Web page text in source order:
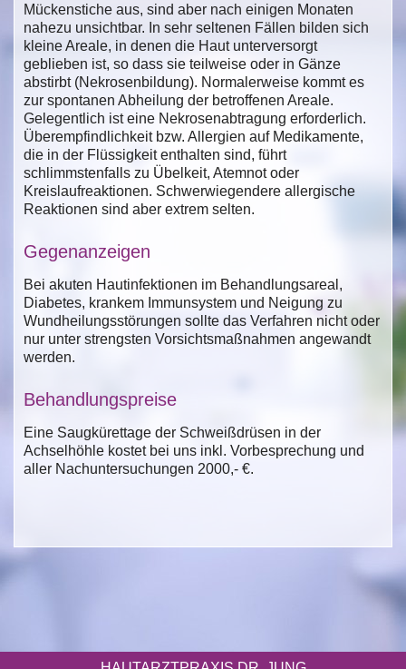
Mückenstiche aus, sind aber nach einigen Monaten
nahezu unsichtbar. In sehr seltenen Fällen bilden sich
kleine Areale, in denen die Haut unterversorgt
geblieben ist, so dass sie teilweise oder in Gänze
abstirbt (Nekrosenbildung). Normalerweise kommt es
zur spontanen Abheilung der betroffenen Areale.
Gelegentlich ist eine Nekrosenabtragung erforderlich.
Überempfindlichkeit bzw. Allergien auf Medikamente,
die in der Flüssigkeit enthalten sind, führt
schlimmstenfalls zu Übelkeit, Atemnot oder
Kreislaufreaktionen. Schwerwiegendere allergische
Reaktionen sind aber extrem selten.
Gegenanzeigen
Bei akuten Hautinfektionen im Behandlungsareal,
Diabetes, krankem Immunsystem und Neigung zu
Wundheilungsstörungen sollte das Verfahren nicht oder
nur unter strengsten Vorsichtsmaßnahmen angewandt
werden.
Behandlungspreise
Eine Saugkürettage der Schweißdrüsen in der
Achselhöhle kostet bei uns inkl. Vorbesprechung und
aller Nachuntersuchungen 2000,- €.